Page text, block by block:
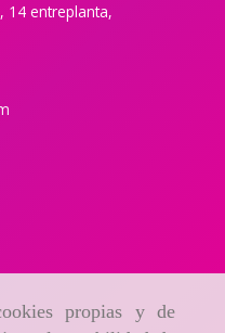
propias y de
14 entreplanta,